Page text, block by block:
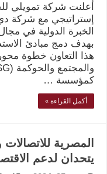
أعلنت شركة تمويلي
إستراتيجي مع شركة
الخبرة الدولية في
بهدف دمج مبادئ
هذا التعاون خطوة
كمؤسسة …
أكمل القراءة »
المصرية
يتحدان لدعم